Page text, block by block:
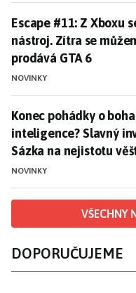
Escape #11: Z Xboxu
Escape #11: Z Xboxu
nástroj. Zítra se
prodává GTA 6
NOVINKY
Konec pohádky o
Konec pohádky o
inteligence? Slavný
Sázka na nejistotu
NOVINKY
VŠECHNY
DOPORUČUJEME